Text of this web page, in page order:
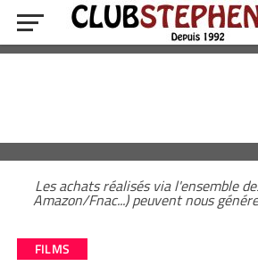
Les achats réalisés via l'ensemble
Amazon/Fnac...) peuvent nous
FILMS